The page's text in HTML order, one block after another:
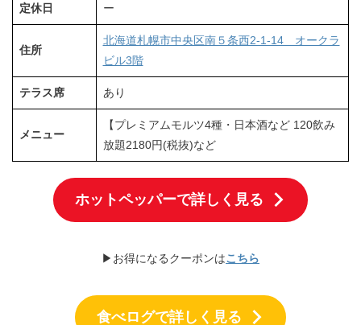
定休日 ー
住所
北海道札幌市中央区南５条西2-1-14 オークラ
ビル3階
テラス席 あり
メニュー
【プレミアムモルツ4種・日本酒など 120飲み
放題2180円(税抜)など
ホットペッパーで詳しく見る
▶お得になるクーポンはこちら
食べログで詳しく見る